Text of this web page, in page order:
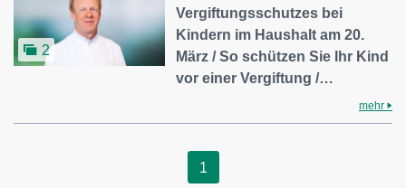
2
Vergiftungsschutzes bei
Kindern im Haushalt am 20.
März / So schützen Sie Ihr Kind
vor einer Vergiftung /…
mehr
1